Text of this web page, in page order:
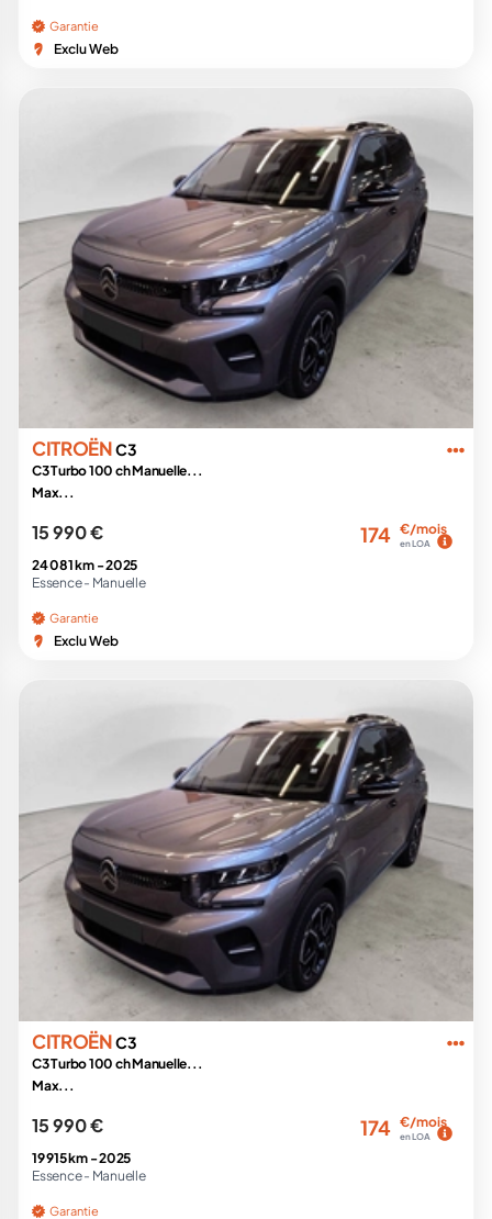
Garantie
Exclu Web
CITROËNC3
C3 Turbo 100 ch Manuelle...
Max...
15 990 € 174 €/mois
en LOA
24 081 km -2025
Essence - Manuelle
Garantie
Exclu Web
CITROËNC3
C3 Turbo 100 ch Manuelle...
Max...
15 990 € 174 €/mois
en LOA
19 915 km -2025
Essence - Manuelle
Garantie